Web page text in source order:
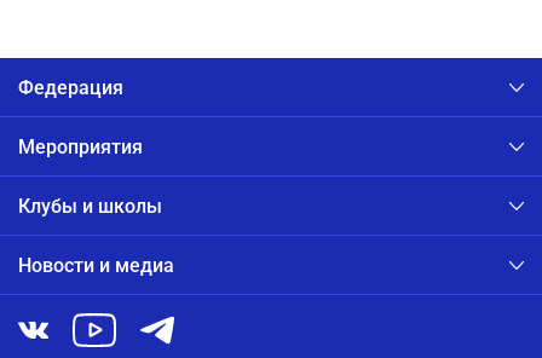
Федерация
Мероприятия
Клубы и школы
Новости и медиа